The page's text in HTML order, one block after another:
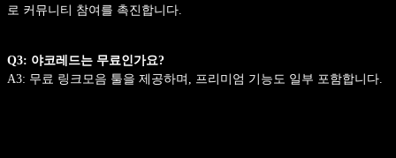
로 커뮤니티 참여를 촉진합니다.
Q3: 야코레드는 무료인가요?
A3: 무료 링크모음 툴을 제공하며, 프리미엄 기능도 일부 포함합니다.